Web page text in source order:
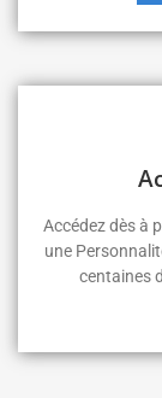
Accédez dès à
une
centaines